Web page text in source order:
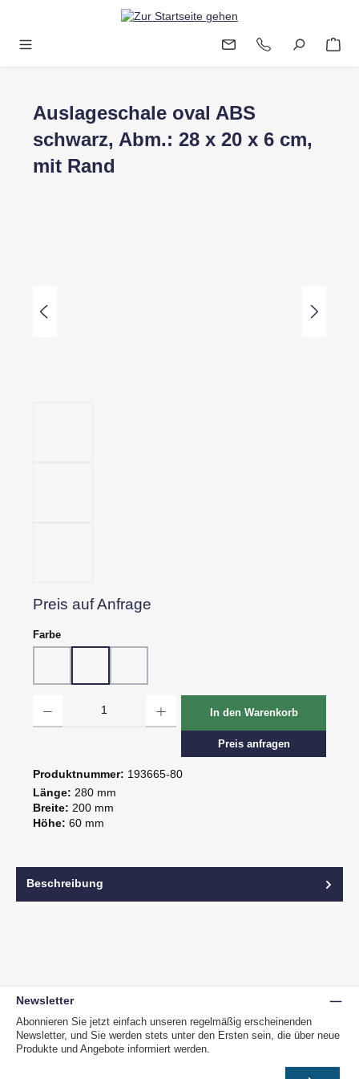
Zum Hauptinhalt springen
Auslageschale oval ABS
schwarz, Abm.: 28 x 20 x 6 cm,
mit Rand
Preis auf Anfrage
Farbeauswählen
In den Warenkorb
Preis anfragen
Produktnummer: 193665-80
Länge: 280 mm
Breite: 200 mm
Höhe: 60 mm
Beschreibung
Newsletter
Abonnieren Sie jetzt einfach unseren regelmäßig erscheinenden
Newsletter, und Sie werden stets unter den Ersten sein, die über neue
Produkte und Angebote informiert werden.